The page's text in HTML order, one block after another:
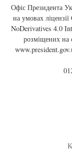
Офіс Президента
на умовах ліцензії
NoDerivatives 4.0
розміщених на